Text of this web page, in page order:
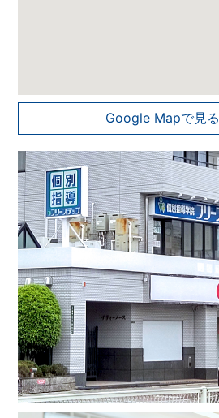
Google Mapで見る